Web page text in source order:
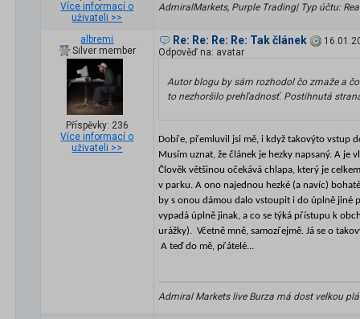
Více informací o
uživateli >>
AdmiralMarkets, Purple Trading| Typ účtu:
albremi
Silver member
Příspěvky: 236
Více informací o
uživateli >>
Re: Re: Re: Re: Tak článek
Odpověď na: avatar
Autor blogu by sám rozhodol čo zmaže a
to nezhoršilo prehľadnosť. Postihnutá
Dobře, přemluvil jsi mě, i když takovýto vstup
Musím uznat, že článek je hezky napsaný. A
Člověk většinou očekává chlapa, který je
v parku. A ono najednou hezké (a navíc)
by s onou dámou dalo vstoupit i do úplně jiné
vypadá úplně jinak, a co se týká přístupu k
urážky). Včetně mně, samozřejmě. Já se o
A teď do mě, přátelé...
Admiral Markets live Burza má dost velkou